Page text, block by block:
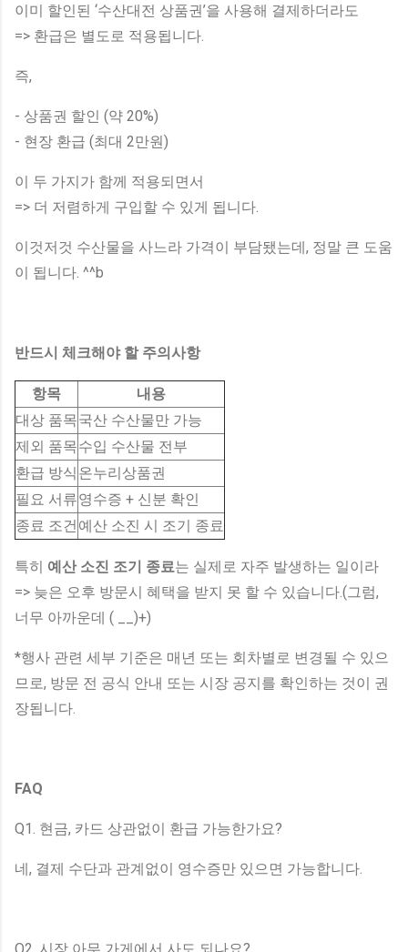
이미 할인된 ‘수산대전 상품권’을 사용해 결제하더라도
=> 환급은 별도로 적용됩니다.
즉,
- 상품권 할인 (약 20%)
- 현장 환급 (최대 2만원)
이 두 가지가 함께 적용되면서
=> 더 저렴하게 구입할 수 있게 됩니다.
이것저것 수산물을 사느라 가격이 부담됐는데, 정말 큰 도움
이 됩니다. ^^b
반드시 체크해야 할 주의사항
항목
내용
대상 품목국산 수산물만 가능
제외 품목수입 수산물 전부
환급 방식 온누리상품권
필요 서류영수증 + 신분 확인
종료 조건 예산 소진 시 조기 종료
특히 예산 소진 조기 종료는 실제로 자주 발생하는 일이라
=> 늦은 오후 방문시 혜택을 받지 못 할 수 있습니다.(그럼,
너무 아까운데 ( __)+)
*행사 관련 세부 기준은 매년 또는 회차별로 변경될 수 있으
므로, 방문 전 공식 안내 또는 시장 공지를 확인하는 것이 권
장됩니다.
FAQ
Q1. 현금, 카드 상관없이 환급 가능한가요?
네, 결제 수단과 관계없이 영수증만 있으면 가능합니다.